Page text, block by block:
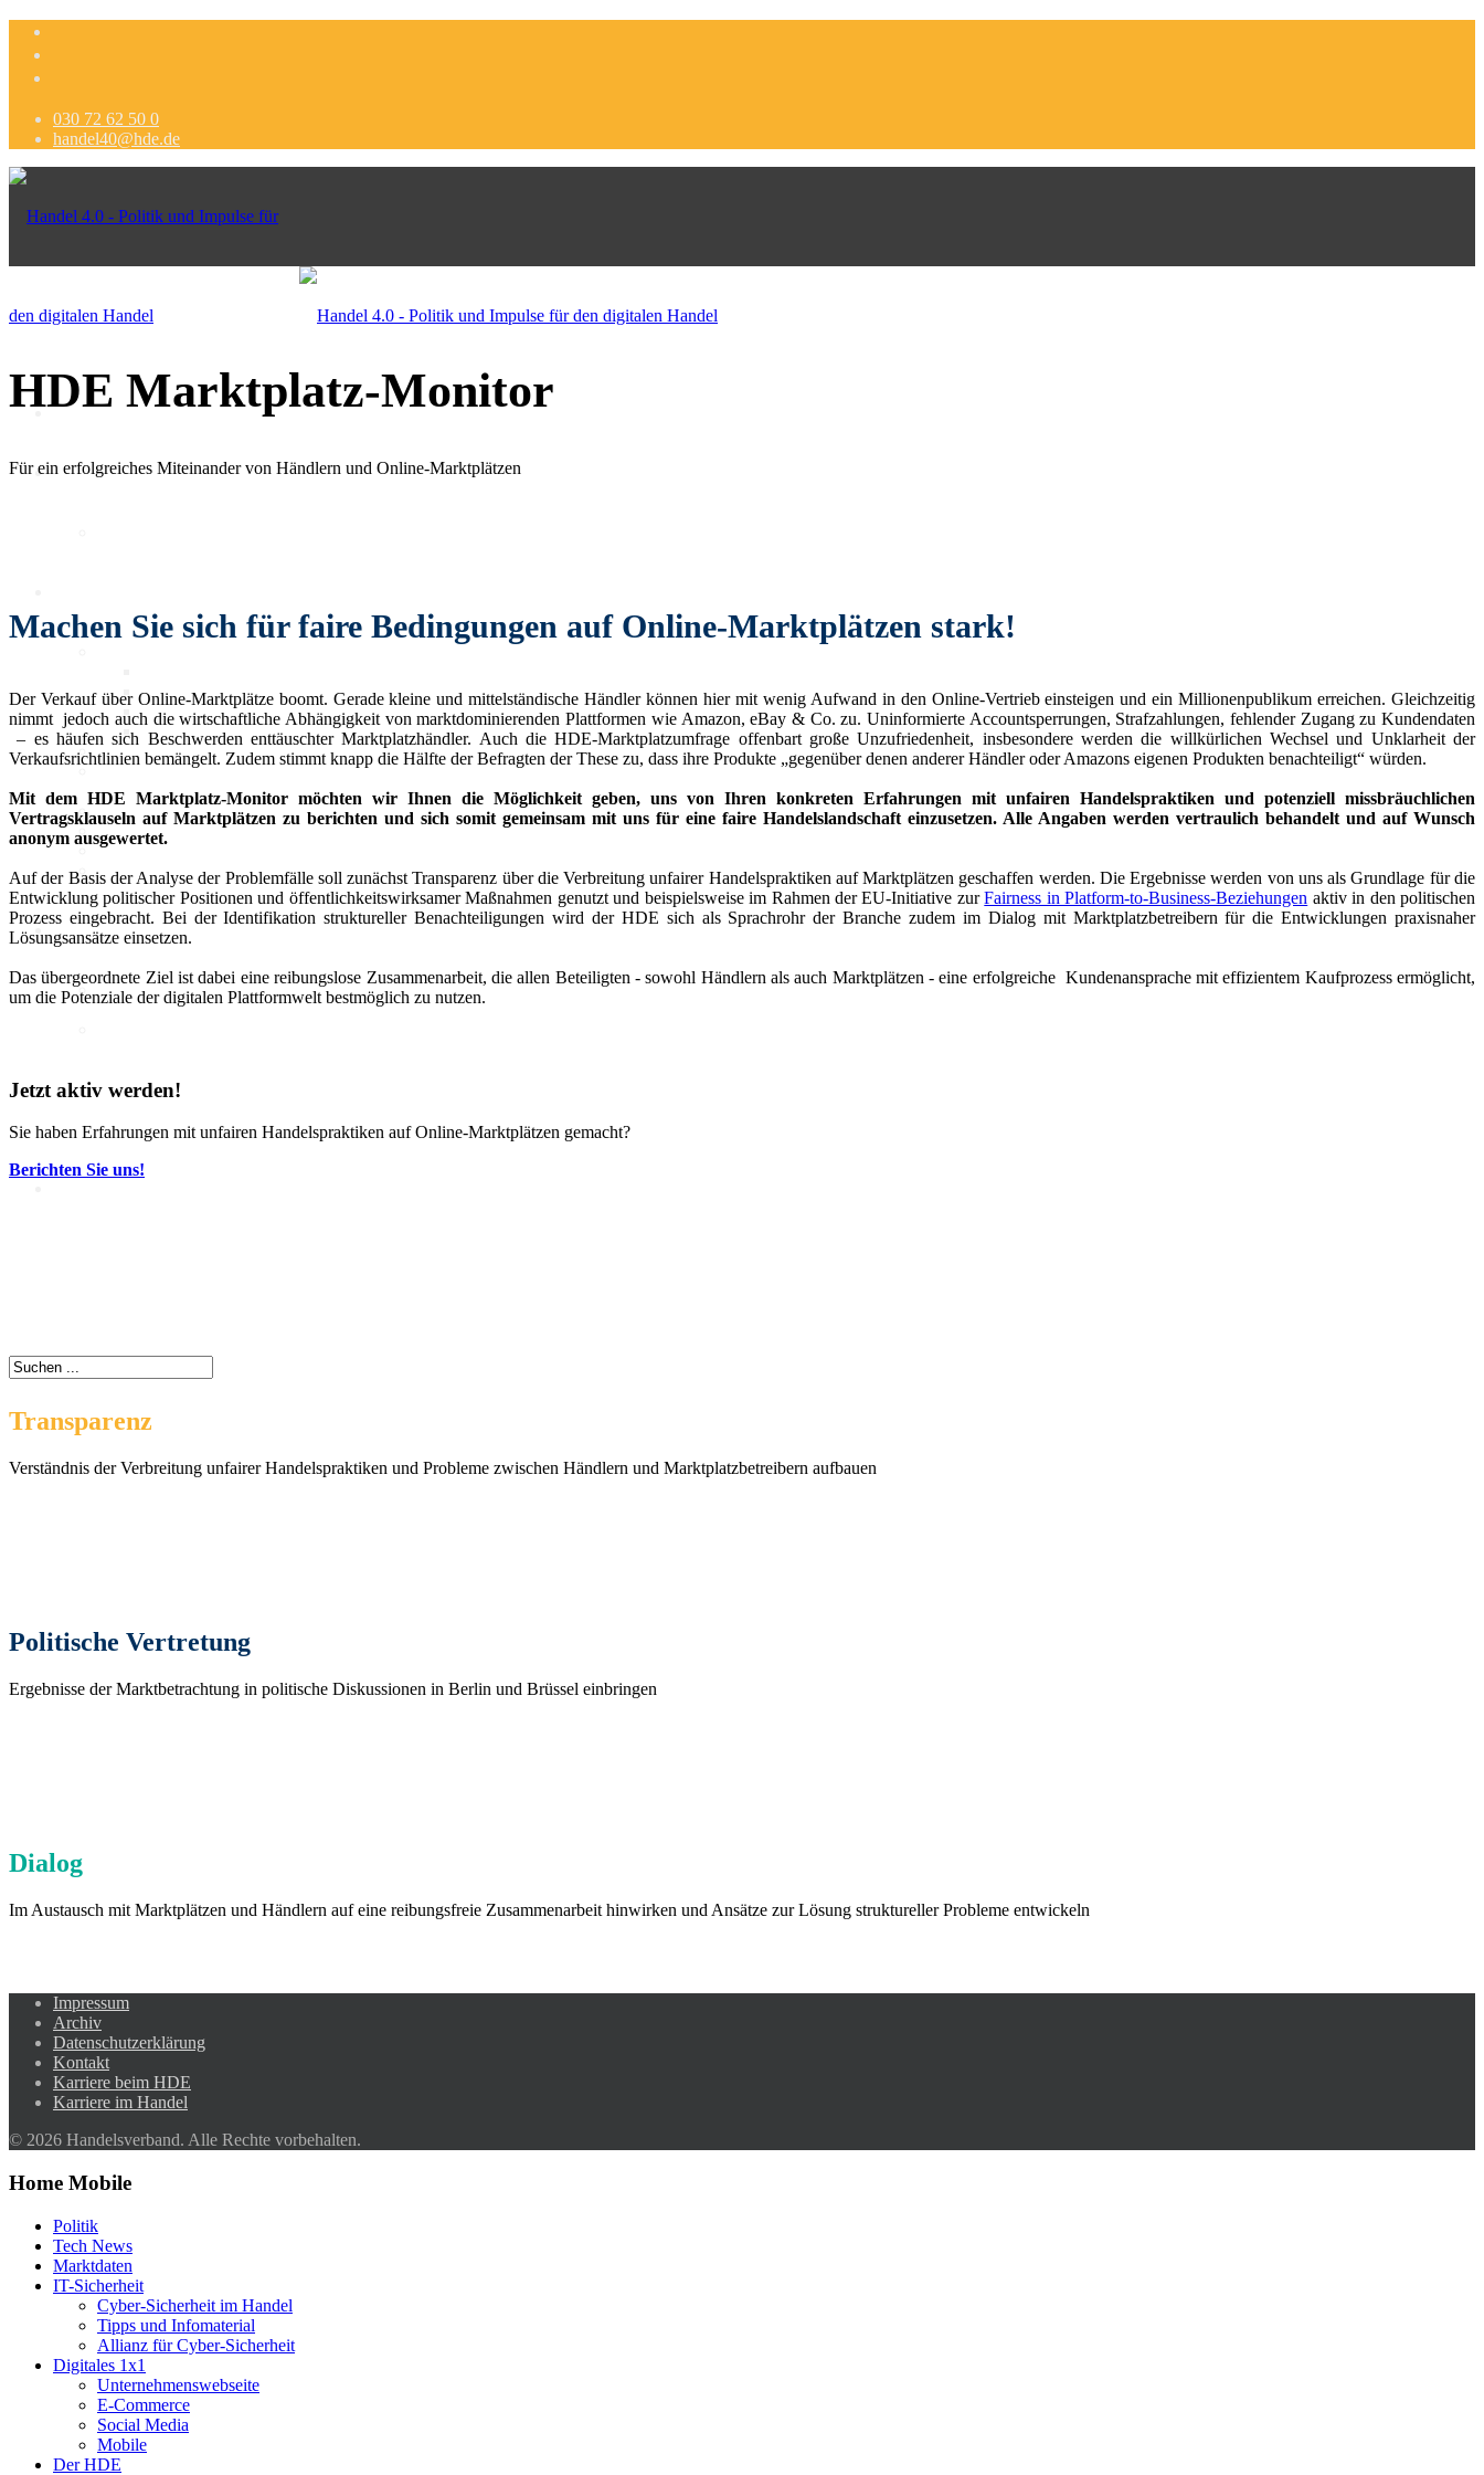
030 72 62 50 0
handel40@hde.de
Politik
Tipps und Infomaterial
Allianz für Cyber-Sicherheit
IT-Grundschutzprofil
E-Commerce
Digitalisierung am Point of
Sale
Social Media
Unternehmenswebseite
Mobile
Best-Practices ZukunftHandel
KI
Deep Dive Künstliche
Intelligenz
Digitale Innenstadt
HDE Marktplatz-Monitor
Für ein erfolgreiches Miteinander von Händlern und Online-Marktplätzen
Machen Sie sich für faire Bedingungen auf Online-Marktplätzen stark!
Der Verkauf über Online-Marktplätze boomt. Gerade kleine und mittelständische Händler können hier mit wenig Aufwand in den Online-Vertrieb einsteigen und ein Millionenpublikum erreichen. Gleichzeitig
nimmt jedoch auch die wirtschaftliche Abhängigkeit von marktdominierenden Plattformen wie Amazon, eBay & Co. zu. Uninformierte Accountsperrungen, Strafzahlungen, fehlender Zugang zu Kundendaten
– es häufen sich Beschwerden enttäuschter Marktplatzhändler. Auch die HDE-Marktplatzumfrage offenbart große Unzufriedenheit, insbesondere werden die willkürlichen Wechsel und Unklarheit der
Verkaufsrichtlinien bemängelt. Zudem stimmt knapp die Hälfte der Befragten der These zu, dass ihre Produkte „gegenüber denen anderer Händler oder Amazons eigenen Produkten benachteiligt“ würden.
Mit dem HDE Marktplatz-Monitor möchten wir Ihnen die Möglichkeit geben, uns von Ihren konkreten Erfahrungen mit unfairen Handelspraktiken und potenziell missbräuchlichen
Vertragsklauseln auf Marktplätzen zu berichten und sich somit gemeinsam mit uns für eine faire Handelslandschaft einzusetzen. Alle Angaben werden vertraulich behandelt und auf Wunsch
anonym ausgewertet.
Auf der Basis der Analyse der Problemfälle soll zunächst Transparenz über die Verbreitung unfairer Handelspraktiken auf Marktplätzen geschaffen werden. Die Ergebnisse werden von uns als Grundlage für die
Entwicklung politischer Positionen und öffentlichkeitswirksamer Maßnahmen genutzt und beispielsweise im Rahmen der EU-Initiative zurFairness in Platform-to-Business-Beziehungen aktiv in den politischen
Prozess eingebracht. Bei der Identifikation struktureller Benachteiligungen wird der HDE sich als Sprachrohr der Branche zudem im Dialog mit Marktplatzbetreibern für die Entwicklungen praxisnaher
Lösungsansätze einsetzen.
Das übergeordnete Ziel ist dabei eine reibungslose Zusammenarbeit, die allen Beteiligten - sowohl Händlern als auch Marktplätzen - eine erfolgreiche Kundenansprache mit effizientem Kaufprozess ermöglicht,
um die Potenziale der digitalen Plattformwelt bestmöglich zu nutzen.
Jetzt aktiv werden!
Sie haben Erfahrungen mit unfairen Handelspraktiken auf Online-Marktplätzen gemacht?
Berichten Sie uns!
Transparenz
Verständnis der Verbreitung unfairer Handelspraktiken und Probleme zwischen Händlern und Marktplatzbetreibern aufbauen
Politische Vertretung
Ergebnisse der Marktbetrachtung in politische Diskussionen in Berlin und Brüssel einbringen
Dialog
Im Austausch mit Marktplätzen und Händlern auf eine reibungsfreie Zusammenarbeit hinwirken und Ansätze zur Lösung struktureller Probleme entwickeln
Impressum
Archiv
Datenschutzerklärung
Kontakt
Karriere beim HDE
Karriere im Handel
© 2026 Handelsverband. Alle Rechte vorbehalten.
Home Mobile
Politik
Tech News
Marktdaten
IT-Sicherheit
Cyber-Sicherheit im Handel
Tipps und Infomaterial
Allianz für Cyber-Sicherheit
Digitales 1x1
Unternehmenswebseite
E-Commerce
Social Media
Mobile
Der HDE